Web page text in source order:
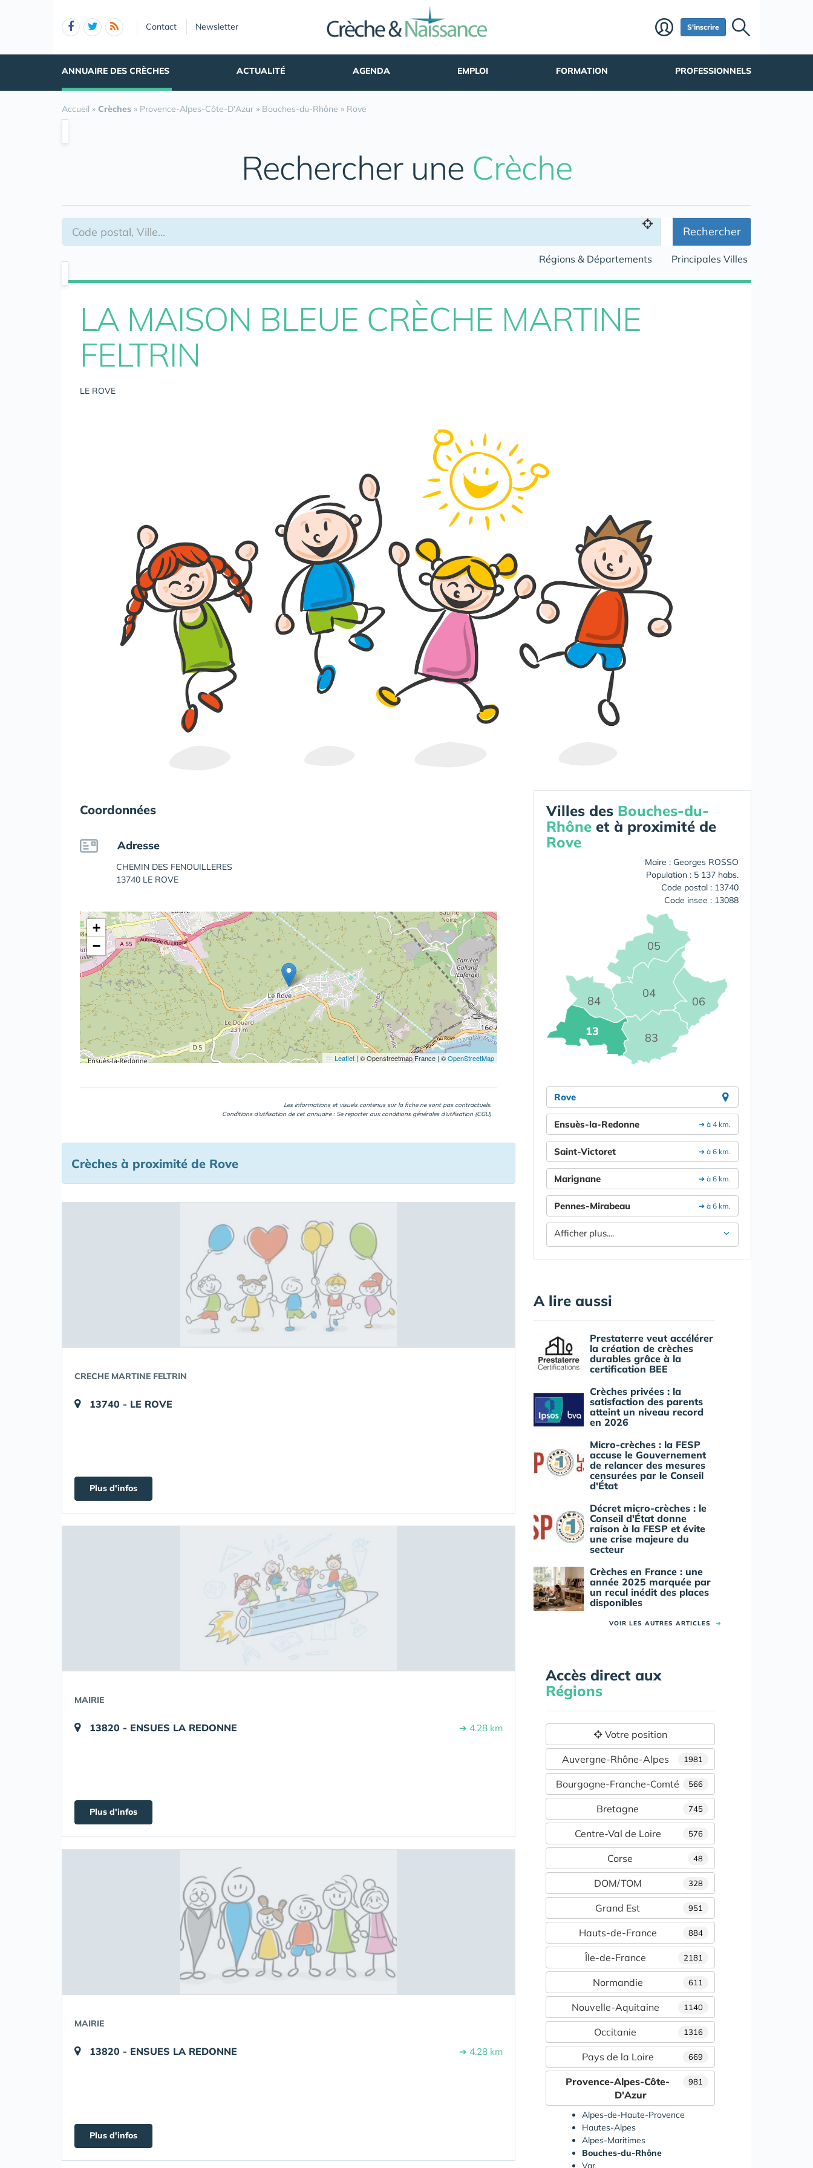
Contact Newsletter S'inscrire
ANNUAIRE DES CRÈCHES ACTUALITÉ AGENDA EMPLOI FORMATION PROFESSIONNELS
Accueil » Crèches » Provence-Alpes-Côte-D'Azur » Bouches-du-Rhône » Rove
Rechercher une Crèche
Rechercher
Régions & Départements Principales Villes
LA MAISON BLEUE CRÈCHE MARTINE
FELTRIN
LE ROVE
Coordonnées
Adresse
CHEMIN DES FENOUILLERES
13740 LE ROVE
+
−
Leaflet | © Openstreetmap France | ©OpenStreetMap
Les informations et visuels contenus sur la fiche ne sont pas contractuels.
Conditions d'utilisation de cet annuaire : Se reporter aux conditions générales d'utilisation (CGU)
Crèches à proximité de Rove
CRECHE MARTINE FELTRIN
13740 - LE ROVE
Plus d'infos
MAIRIE
13820 - ENSUES LA REDONNE ➔ 4.28 km
Plus d'infos
MAIRIE
13820 - ENSUES LA REDONNE ➔ 4.28 km
Plus d'infos
Villes des Bouches-du-
Rhône et à proximité de
Rove
Maire : Georges ROSSO
Population : 5 137 habs.
Code postal : 13740
Code insee : 13088
04
05
06
13 83
84
Rove
➔ à 4 km.
Ensuès-la-Redonne
➔ à 6 km.
Saint-Victoret
➔ à 6 km.
Marignane
➔ à 6 km.
Pennes-Mirabeau
Afficher plus....
A lire aussi
Prestaterre veut accélérer
la création de crèches
durables grâce à la
certification BEE
Crèches privées : la
satisfaction des parents
atteint un niveau record
en 2026
Micro-crèches : la FESP
accuse le Gouvernement
de relancer des mesures
censurées par le Conseil
d'État
Décret micro-crèches : le
Conseil d'État donne
raison à la FESP et évite
une crise majeure du
secteur
Crèches en France : une
année 2025 marquée par
un recul inédit des places
disponibles
VOIR LES AUTRES ARTICLES ➜
Accès direct aux
Régions
Votre position
1981
Auvergne-Rhône-Alpes
566
Bourgogne-Franche-Comté
745
Bretagne
576
Centre-Val de Loire
48
Corse
328
DOM/TOM
951
Grand Est
884
Hauts-de-France
2181
Île-de-France
611
Normandie
1140
Nouvelle-Aquitaine
1316
Occitanie
669
Pays de la Loire
981
Provence-Alpes-Côte-
D'Azur
Alpes-de-Haute-Provence
Hautes-Alpes
Alpes-Maritimes
Bouches-du-Rhône
Var